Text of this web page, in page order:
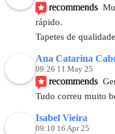
recommends
rápido.
Tapetes de
Ana Catarina
09:26 11 May 25
recommends
Tudo correu muito
Isabel Vieira
09:10 16 Apr 25